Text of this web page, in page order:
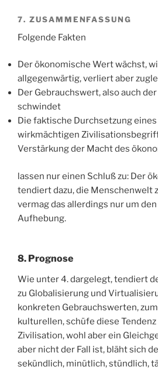
7. ZUSAMMENFASSUNG
Folgende Fakten
Der ökonomische Wert wächst,
allgegenwärtig, verliert aber
Der Gebrauchswert, also auch
schwindet
Die faktische Durchsetzung
wirkmächtigen
Verstärkung der Macht des
lassen nur einen Schluß zu: Der
tendiert dazu, die Menschenwelt
vermag das allerdings nur um
Aufhebung.
8. Prognose
Wie unter 4. dargelegt, tendiert
zu Globalisierung und
konkreten Gebrauchswerten,
kulturellen, schüfe diese Tendenz
Zivilisation, wohl aber ein
aber nicht der Fall ist, bläht sich
sekündlich, minütlich, stündlich,